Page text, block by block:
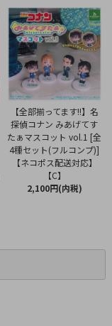
【全部揃ってます!!】名
探偵コナン みあげてす
たぁマスコット vol.1 [全
4種セット(フルコンプ)]
【ネコポス配送対応】
【C】
2,100円(内税)